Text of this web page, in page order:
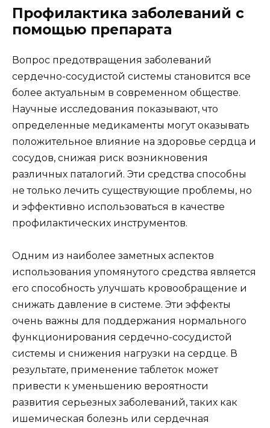
Профилактика заболеваний с
помощью препарата
Вопрос предотвращения заболеваний
сердечно-сосудистой системы становится все
более актуальным в современном обществе.
Научные исследования показывают, что
определенные медикаменты могут оказывать
положительное влияние на здоровье сердца и
сосудов, снижая риск возникновения
различных паталогий. Эти средства способны
не только лечить существующие проблемы, но
и эффективно использоваться в качестве
профилактических инструментов.
Одним из наиболее заметных аспектов
использования упомянутого средства является
его способность улучшать кровообращение и
снижать давление в системе. Эти эффекты
очень важны для поддержания нормального
функционирования сердечно-сосудистой
системы и снижения нагрузки на сердце. В
результате, применение таблеток может
привести к уменьшению вероятности
развития серьезных заболеваний, таких как
ишемическая болезнь или сердечная